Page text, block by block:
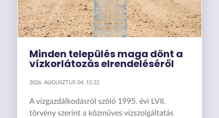
Minden település maga dönt a
vízkorlátozás elrendeléséről
2026. AUGUSZTUS 04. 15:22
A vízgazdálkodásról szóló 1995. évi LVII.
törvény szerint a közműves vízszolgáltatás